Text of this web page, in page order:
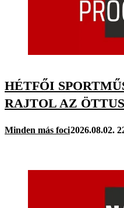
HÉTFŐI
RAJTOL AZ
Minden más foci2026.08.02.